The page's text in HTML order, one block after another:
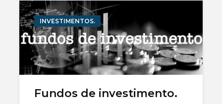
INVESTIMENTOS.
Fundos de investimento.